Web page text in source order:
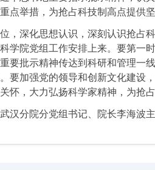
点举措，为抢占科技制高点提供
，深化思想认识，深刻认识抢占
学院党组工作安排上来。要第一
要批示精神传达到科研和管理一
要加强党的领导和创新文化建设
怀，大力弘扬科学家精神，为抢
汉分院分党组书记、院长李海波主